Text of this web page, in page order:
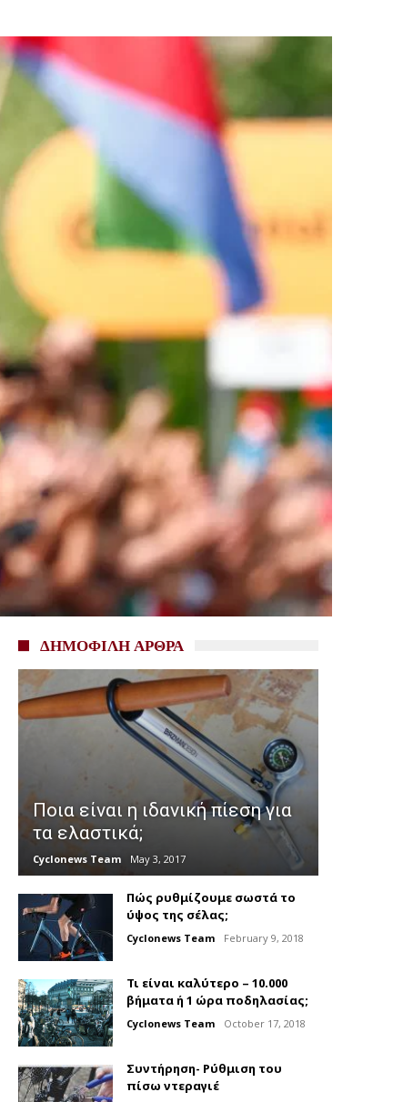
ΔΗΜΟΦΙΛΗ ΑΡΘΡΑ
Ποια είναι η ιδανική πίεση για
τα ελαστικά;
Cyclonews Team May 3, 2017
Πώς ρυθμίζουμε σωστά το
ύψος της σέλας;
Cyclonews Team February 9, 2018
Τι είναι καλύτερο – 10.000
βήματα ή 1 ώρα ποδηλασίας;
Cyclonews Team October 17, 2018
Συντήρηση- Ρύθμιση του
πίσω ντεραγιέ